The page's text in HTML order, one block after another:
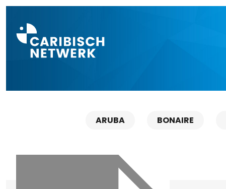
ARUBA BONAIRE